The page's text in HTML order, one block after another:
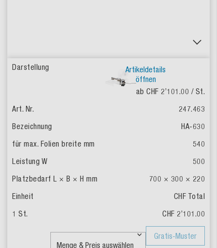
Artikeldetails
öffnen
ab CHF 2’101.00 / St.
247.463
HA-630
540
500
700 × 300 × 220
CHF Total
CHF 2’101.00
Gratis-Muster